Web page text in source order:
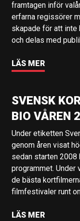
framtagen inför
erfarna regissörer
skapade för att inte
och delas med
LÄS MER
SVENSK
BIO VÅREN
Under etiketten
genom åren visat
sedan starten 2008
programmet. Under
de bästa
filmfestivaler runt
LÄS MER